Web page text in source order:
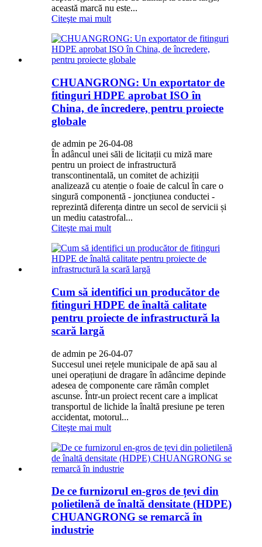
această marcă nu este...
Citeşte mai mult
CHUANGRONG: Un exportator de
fitinguri HDPE aprobat ISO în
China, de încredere, pentru proiecte
globale
de admin pe 26-04-08
În adâncul unei săli de licitații cu miză mare
pentru un proiect de infrastructură
transcontinentală, un comitet de achiziții
analizează cu atenție o foaie de calcul în care o
singură componentă - joncțiunea conductei -
reprezintă diferența dintre un secol de servicii și
un mediu catastrofal...
Citeşte mai mult
Cum să identifici un producător de
fitinguri HDPE de înaltă calitate
pentru proiecte de infrastructură la
scară largă
de admin pe 26-04-07
Succesul unei rețele municipale de apă sau al
unei operațiuni de dragare în adâncime depinde
adesea de componente care rămân complet
ascunse. Într-un proiect recent care a implicat
transportul de lichide la înaltă presiune pe teren
accidentat, motorul...
Citeşte mai mult
De ce furnizorul en-gros de țevi din
polietilenă de înaltă densitate (HDPE)
CHUANGRONG se remarcă în
industrie